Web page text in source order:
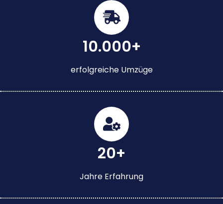
10.000+
erfolgreiche Umzüge
20+
Jahre Erfahrung